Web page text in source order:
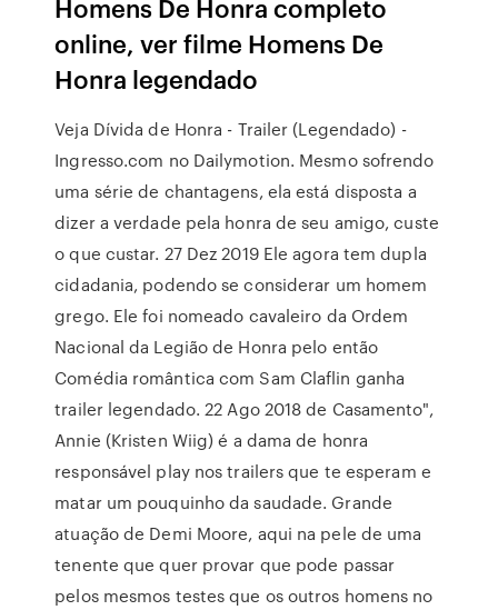
Homens De Honra completo
online, ver filme Homens De
Honra legendado
Veja Dívida de Honra - Trailer (Legendado) -
Ingresso.com no Dailymotion. Mesmo sofrendo
uma série de chantagens, ela está disposta a
dizer a verdade pela honra de seu amigo, custe
o que custar. 27 Dez 2019 Ele agora tem dupla
cidadania, podendo se considerar um homem
grego. Ele foi nomeado cavaleiro da Ordem
Nacional da Legião de Honra pelo então
Comédia romântica com Sam Claflin ganha
trailer legendado. 22 Ago 2018 de Casamento",
Annie (Kristen Wiig) é a dama de honra
responsável play nos trailers que te esperam e
matar um pouquinho da saudade. Grande
atuação de Demi Moore, aqui na pele de uma
tenente que quer provar que pode passar
pelos mesmos testes que os outros homens no